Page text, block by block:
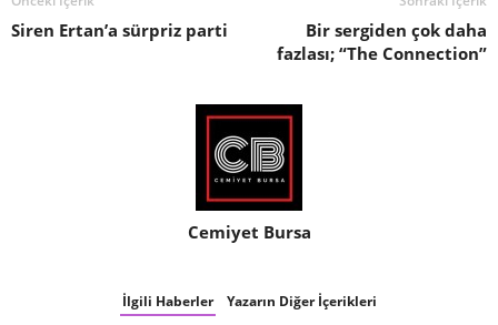
Siren Ertan’a sürpriz parti
Bir sergiden çok daha
fazlası; “The Connection”
Cemiyet Bursa
İlgili Haberler Yazarın Diğer İçerikleri